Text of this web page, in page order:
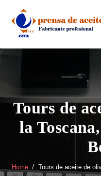
content
Tours de
la
Home Tours de aceite de